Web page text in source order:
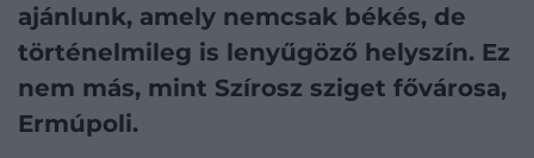
ajánlunk, amely nemcsak békés, de
történelmileg is lenyűgöző helyszín. Ez
nem más, mint Szírosz sziget fővárosa,
Ermúpoli.